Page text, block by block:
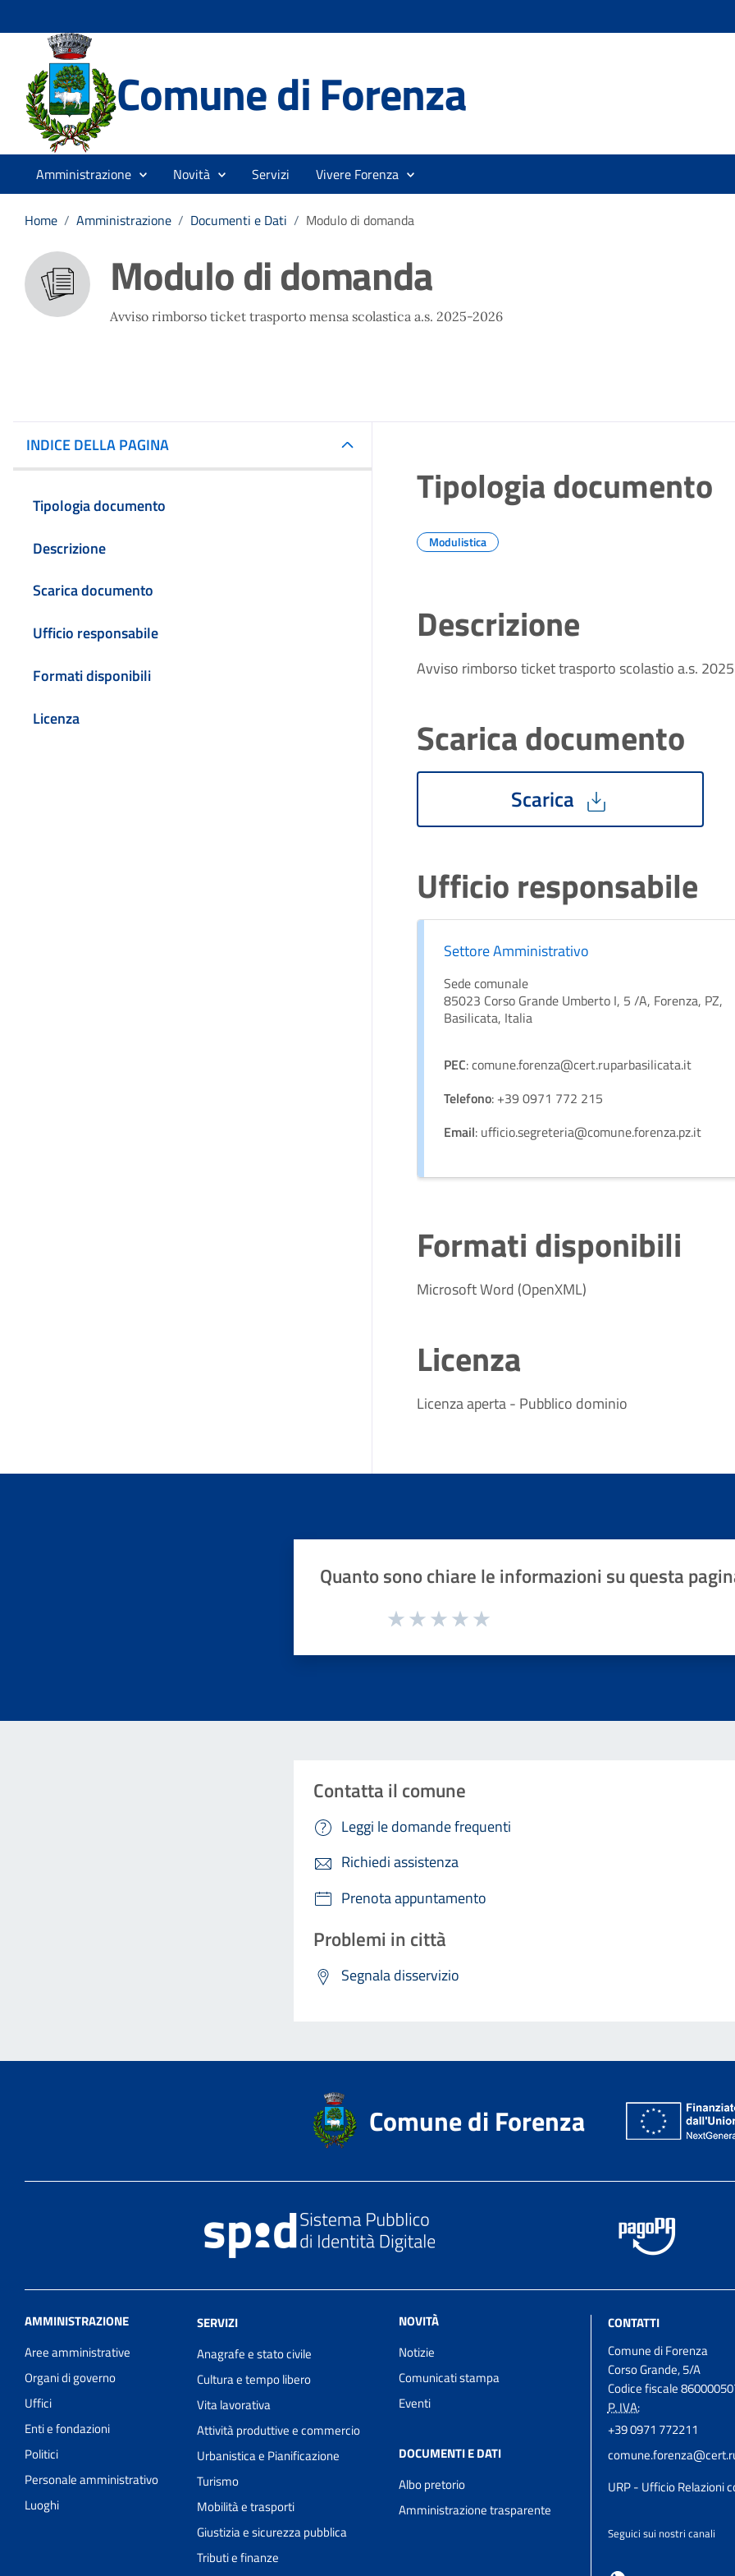
Comune di Forenza
Amministrazione Novità Servizi Vivere Forenza
Home / Amministrazione / Documenti e Dati / Modulo di domanda
Modulo di domanda
Avviso rimborso ticket trasporto mensa scolastica a.s. 2025-2026
INDICE DELLA PAGINA
Tipologia documento
Descrizione
Scarica documento
Ufficio responsabile
Formati disponibili
Licenza
Tipologia documento
Modulistica
Descrizione
Avviso rimborso ticket trasporto scolastio a.s.
Scarica documento
Scarica
Ufficio responsabile
Settore Amministrativo
Sede comunale
85023 Corso Grande Umberto I, 5 /A, Forenza, PZ,
Basilicata, Italia
PEC: comune.forenza@cert.ruparbasilicata.it
Telefono: +39 0971 772 215
Email: ufficio.segreteria@comune.forenza.pz.it
Formati disponibili
Microsoft Word (OpenXML)
Licenza
Licenza aperta - Pubblico dominio
Quanto sono chiare le informazioni su questa
Valuta da 1 a 5 stelle la pagina
Contatta il comune
Leggi le domande frequenti
Richiedi assistenza
Prenota appuntamento
Problemi in città
Segnala disservizio
Comune di Forenza
AMMINISTRAZIONE
Aree amministrative
Organi di governo
Uffici
Enti e fondazioni
Politici
Personale amministrativo
Luoghi
SERVIZI
Anagrafe e stato civile
Cultura e tempo libero
Vita lavorativa
Attività produttive e commercio
Urbanistica e Pianificazione
Turismo
Mobilità e trasporti
Giustizia e sicurezza pubblica
Tributi e finanze
NOVITÀ
Notizie
Comunicati stampa
Eventi
DOCUMENTI E DATI
Albo pretorio
Amministrazione trasparente
CONTATTI
Comune di Forenza
Corso Grande, 5/A
Codice fiscale
P. IVA:
+39 0971 772211
URP - Ufficio Relazioni
Seguici sui nostri canali